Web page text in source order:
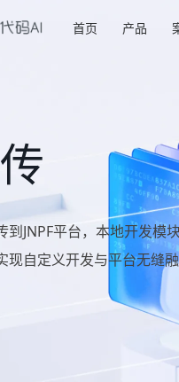
首页 产品
到JNPF平台，本地开发模
现自定义开发与平台无缝